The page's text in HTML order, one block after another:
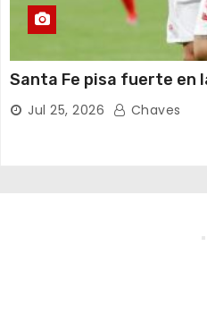
Santa Fe pisa fuerte en
Jul 25, 2026 Chaves